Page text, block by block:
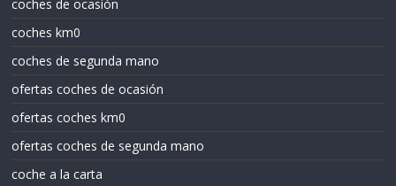
coches de ocasión
coches km0
coches de segunda mano
ofertas coches de ocasión
ofertas coches km0
ofertas coches de segunda mano
coche a la carta